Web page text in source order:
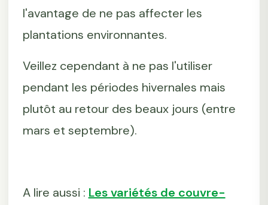
l'avantage de ne pas affecter les
plantations environnantes.
Veillez cependant à ne pas l'utiliser
pendant les périodes hivernales mais
plutôt au retour des beaux jours (entre
mars et septembre).
A lire aussi : Les variétés de couvre-